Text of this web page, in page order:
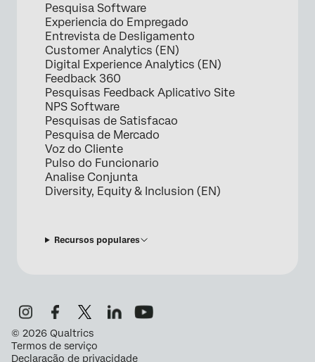
Pesquisa Software
Experiencia do Empregado
Entrevista de Desligamento
Customer Analytics (EN)
Digital Experience Analytics (EN)
Feedback 360
Pesquisas Feedback Aplicativo Site
NPS Software
Pesquisas de Satisfacao
Pesquisa de Mercado
Voz do Cliente
Pulso do Funcionario
Analise Conjunta
Diversity, Equity & Inclusion (EN)
Recursos populares
© 2026 Qualtrics
Termos de serviço
Declaração de privacidade